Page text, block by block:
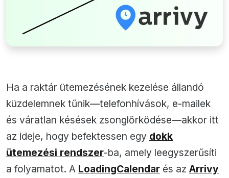
Ha a raktár ütemezésének kezelése állandó
küzdelemnek tűnik—telefonhívások, e-mailek
és váratlan késések zsonglőrködése—akkor itt
az ideje, hogy befektessen egy dokk
ütemezési rendszer-ba, amely leegyszerűsíti
a folyamatot. A LoadingCalendar és az Arrivy